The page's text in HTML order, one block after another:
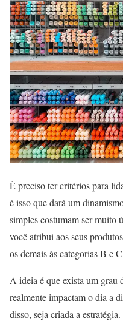
É preciso ter critérios para
é isso que dará um
simples costumam ser muito
você atribui aos seus
os demais às categorias B e
A ideia é que exista um grau
realmente impactam o dia a
disso, seja criada a estratégia.